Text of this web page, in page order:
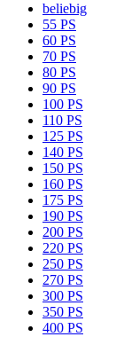
beliebig
55 PS
60 PS
70 PS
80 PS
90 PS
100 PS
110 PS
125 PS
140 PS
150 PS
160 PS
175 PS
190 PS
200 PS
220 PS
250 PS
270 PS
300 PS
350 PS
400 PS